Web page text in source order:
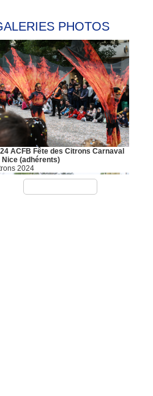
PHOTOS
ACFB Fête des Citrons Carnaval
Nice (adhérents)
2024